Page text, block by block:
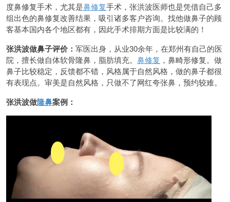
度鼻修复手术，尤其是鼻修复手术，张洪波医师也是凭借自己多
组出色的鼻修复改善结果，吸引诸多客户咨询。找他做鼻子的顾
客基本国内各个地区都有，因此手术排期方面是比较满的！
张洪波做鼻子评价： 军医出身，从业30余年，在郑州有自己的医
院，擅长做自体软骨隆鼻，脂肪填充。 鼻修复 ，鼻畸形修复。做
鼻子比较稳定，反馈都不错，风格属于自然风格，做的鼻子都很
有表现点。审美是自然风格，只做不了网红夸张鼻，预约较难。
张洪波做隆鼻案例：